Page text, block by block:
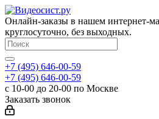
Онлайн-заказы в нашем интернет-
круглосуточно, без выходных.
+7 (495) 646-00-59
+7 (495) 646-00-59
с 10-00 до 20-00 по Москве
Заказать звонок